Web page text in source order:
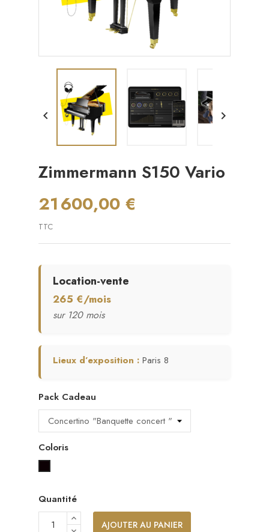
 
Zimmermann S150 Vario
21 600,00 €
TTC
Location-vente
265 €/mois
sur 120 mois
Lieux d’exposition : Paris 8
Pack Cadeau
Coloris
Quantité
AJOUTER AU PANIER